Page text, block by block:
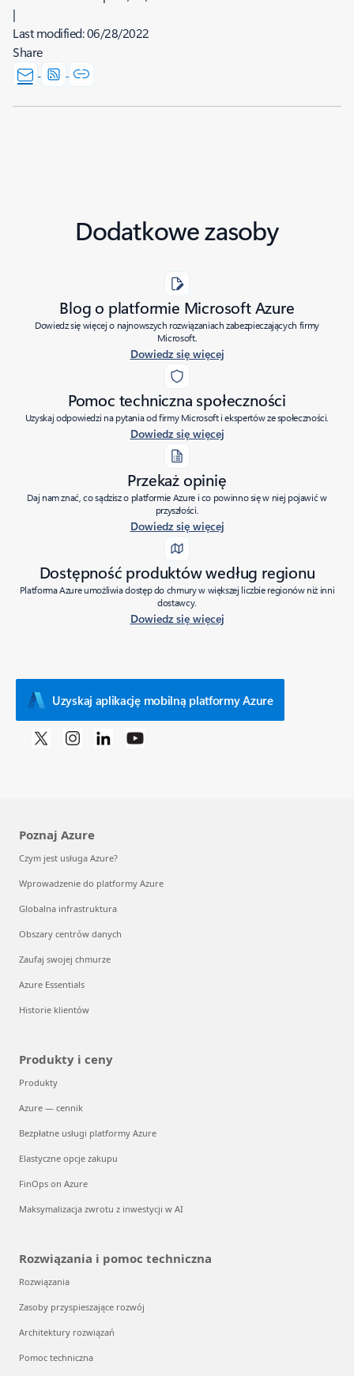
|
Last modified:06/28/2022
Share
Dodatkowe zasoby
Blog o platformie Microsoft Azure
Dowiedz się więcej o najnowszych rozwiązaniach zabezpieczających firmy
Microsoft.
Dowiedz się więcej
Pomoc techniczna społeczności
Uzyskaj odpowiedzi na pytania od firmy Microsoft i ekspertów ze społeczności.
Dowiedz się więcej
Przekaż opinię
Daj nam znać, co sądzisz o platformie Azure i co powinno się w niej pojawić w
przyszłości.
Dowiedz się więcej
Dostępność produktów według regionu
Platforma Azure umożliwia dostęp do chmury w większej liczbie regionów niż inni
dostawcy.
Dowiedz się więcej
Uzyskaj aplikację mobilną platformy Azure
Poznaj Azure
Czym jest usługa Azure?
Wprowadzenie do platformy Azure
Globalna infrastruktura
Obszary centrów danych
Zaufaj swojej chmurze
Azure Essentials
Historie klientów
Produkty i ceny
Produkty
Azure — cennik
Bezpłatne usługi platformy Azure
Elastyczne opcje zakupu
FinOps on Azure
Maksymalizacja zwrotu z inwestycji w AI
Rozwiązania i pomoc techniczna
Rozwiązania
Zasoby przyspieszające rozwój
Architektury rozwiązań
Pomoc techniczna